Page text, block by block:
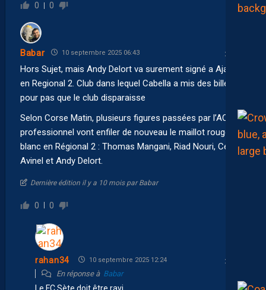
0 0
Babar 10 septembre 2025 06:43
Hors Sujet, mais Andy Delort va surement signé a Ajaccio
en Regional 2. Club dans lequel Cabella a mis des billes
pour pas que le club disparaisse
Selon Corse Matin, plusieurs figures passées par l’ACA en
professionnel vont enfiler de nouveau le maillot rouge et
blanc en Régional 2 : Thomas Mangani, Riad Nouri, Cédric
Avinel et Andy Delort.
Dernière édition il y a 10 mois par Babar
0 0
rahan34 10 septembre 2025 12:24
En réponse à Babar